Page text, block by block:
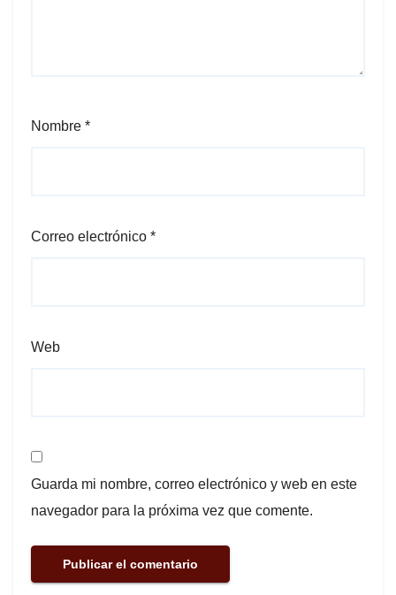
Nombre *
Correo electrónico *
Web
Guarda mi nombre, correo electrónico y web en este
navegador para la próxima vez que comente.